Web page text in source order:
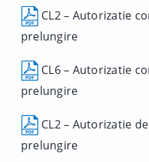
CL2 – Autorizatie
prelungire
CL6 – Autorizatie
prelungire
CL2 – Autorizatie
prelungire